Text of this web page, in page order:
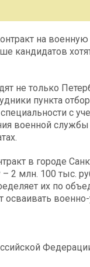
на
кандидатов
не только
пункта
с
военной
в городе
2 млн. 100 тыс.
их по
осваивать